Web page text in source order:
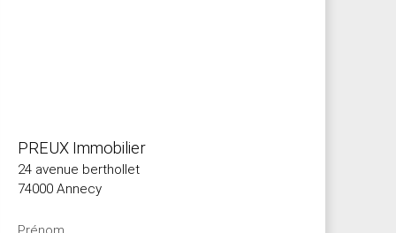
PREUX Immobilier
24 avenue berthollet
74000 Annecy